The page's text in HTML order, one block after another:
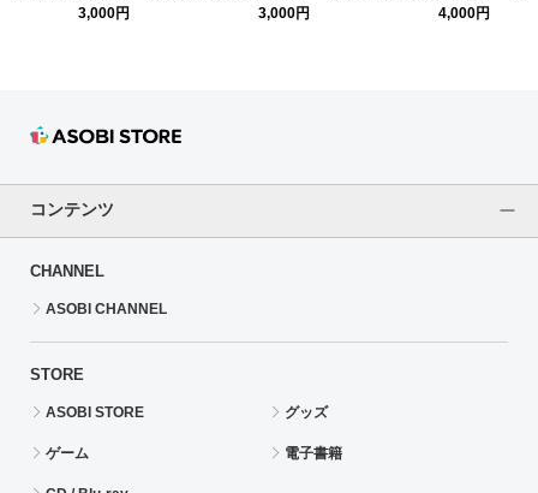
ローチ
3,000円
ンサートライト
3,000円
ンフレット
4,000円
コンテンツ
CHANNEL
ASOBI CHANNEL
STORE
ASOBI STORE グッズ
ゲーム 電子書籍